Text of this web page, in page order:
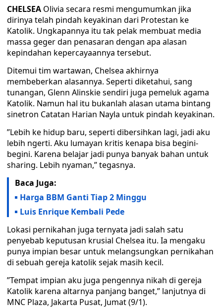
CHELSEA Olivia secara resmi mengumumkan jika
dirinya telah pindah keyakinan dari Protestan ke
Katolik. Ungkapannya itu tak pelak membuat media
massa geger dan penasaran dengan apa alasan
kepindahan kepercayaannya tersebut.
Ditemui tim wartawan, Chelsea akhirnya
membeberkan alasannya. Seperti diketahui, sang
tunangan, Glenn Alinskie sendiri juga pemeluk agama
Katolik. Namun hal itu bukanlah alasan utama bintang
sinetron Catatan Harian Nayla untuk pindah keyakinan.
”Lebih ke hidup baru, seperti dibersihkan lagi, jadi aku
lebih ngerti. Aku lumayan kritis kenapa bisa begini-
begini. Karena belajar jadi punya banyak bahan untuk
sharing. Lebih nyaman,” tegasnya.
Baca Juga:
Harga BBM Ganti Tiap 2 Minggu
Luis Enrique Kembali Pede
Lokasi pernikahan juga ternyata jadi salah satu
penyebab keputusan krusial Chelsea itu. Ia mengaku
punya impian besar untuk melangsungkan pernikahan
di sebuah gereja katolik sejak masih kecil.
”Tempat impian aku juga pengennya nikah di gereja
Katolik karena altarnya panjang banget,” lanjutnya di
MNC Plaza, Jakarta Pusat, Jumat (9/1).